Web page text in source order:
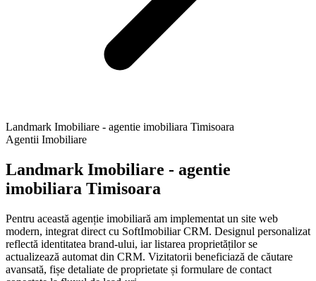
Landmark Imobiliare - agentie imobiliara Timisoara
Agentii Imobiliare
Landmark Imobiliare - agentie
imobiliara Timisoara
Pentru această agenție imobiliară am implementat un site web
modern, integrat direct cu SoftImobiliar CRM. Designul personalizat
reflectă identitatea brand-ului, iar listarea proprietăților se
actualizează automat din CRM. Vizitatorii beneficiază de căutare
avansată, fișe detaliate de proprietate și formulare de contact